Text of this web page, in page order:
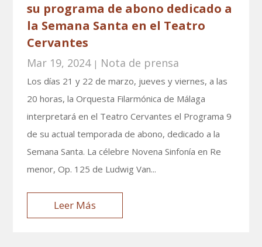
su programa de abono dedicado a
la Semana Santa en el Teatro
Cervantes
Mar 19, 2024| Nota de prensa
Los días 21 y 22 de marzo, jueves y viernes, a las
20 horas, la Orquesta Filarmónica de Málaga
interpretará en el Teatro Cervantes el Programa 9
de su actual temporada de abono, dedicado a la
Semana Santa. La célebre Novena Sinfonía en Re
menor, Op. 125 de Ludwig Van...
Leer Más